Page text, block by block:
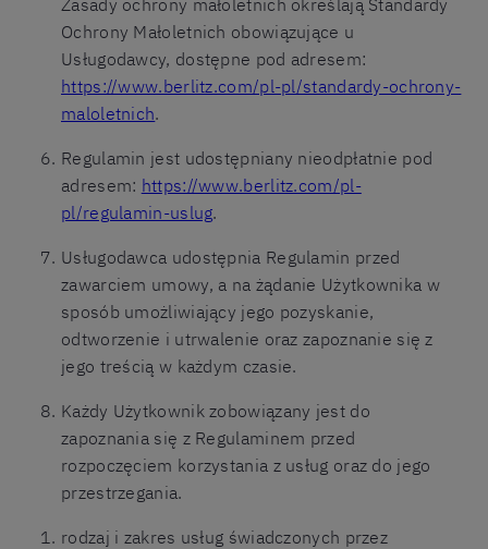
Zasady ochrony małoletnich określają Standardy
Ochrony Małoletnich obowiązujące u
Usługodawcy, dostępne pod adresem:
https://www.berlitz.com/pl-pl/standardy-ochrony-
maloletnich.
Regulamin jest udostępniany nieodpłatnie pod
adresem: https://www.berlitz.com/pl-
pl/regulamin-uslug.
Usługodawca udostępnia Regulamin przed
zawarciem umowy, a na żądanie Użytkownika w
sposób umożliwiający jego pozyskanie,
odtworzenie i utrwalenie oraz zapoznanie się z
jego treścią w każdym czasie.
Każdy Użytkownik zobowiązany jest do
zapoznania się z Regulaminem przed
rozpoczęciem korzystania z usług oraz do jego
przestrzegania.
rodzaj i zakres usług świadczonych przez